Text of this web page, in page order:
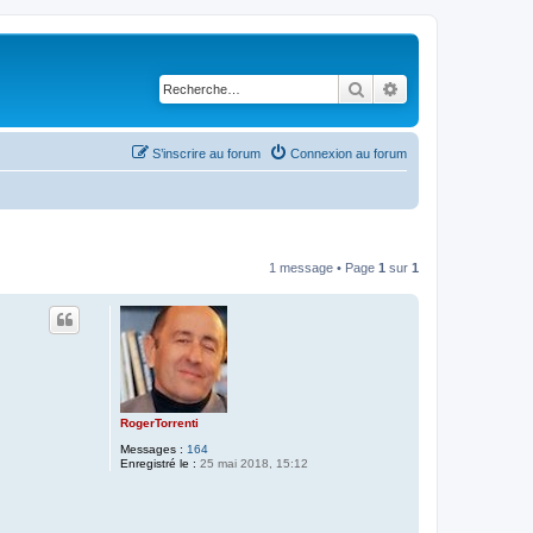
Rechercher
Connexion au forum
S’inscrire au forum
1 message • Page 1 sur 1
RogerTorrenti
Messages : 164
Enregistré le : 25 mai 2018, 15:12